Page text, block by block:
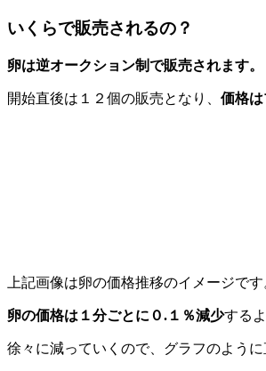
いくらで販売されるの？
卵は逆オークション制で販売されます。
開始直後は１２個の販売となり、 価格
上記画像は卵の価格推移のイメージです
卵の価格は１分ごとに０.１％減少する
徐々に減っていくので、グラフのよう